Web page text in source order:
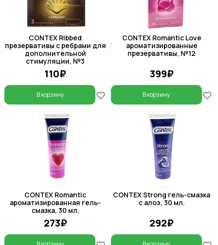
CONTEX Ribbed
презервативы с ребрами для
дополнительной
стимуляции, №3
110₽
В корзину
CONTEX Romantic Love
ароматизированные
презервативы, №12
399₽
В корзину
CONTEX Romantic
ароматизированная гель-
смазка, 30 мл.
273₽
CONTEX Strong гель-смазка
с алоэ, 30 мл.
292₽